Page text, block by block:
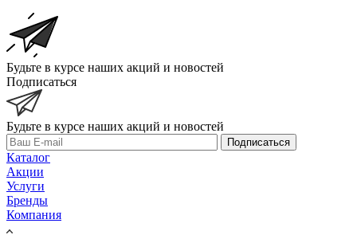
Будьте в курсе наших акций и новостей
Подписаться
Будьте в курсе наших акций и новостей
Подписаться
Каталог
Акции
Услуги
Бренды
Компания